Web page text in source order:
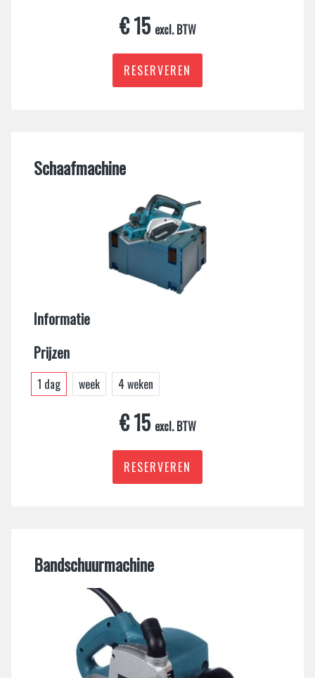
€ 15 excl. BTW
RESERVEREN
Schaafmachine
Informatie
Prijzen
1 dag week 4 weken
€ 15 excl. BTW
RESERVEREN
Bandschuurmachine